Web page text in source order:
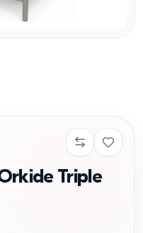
Triple